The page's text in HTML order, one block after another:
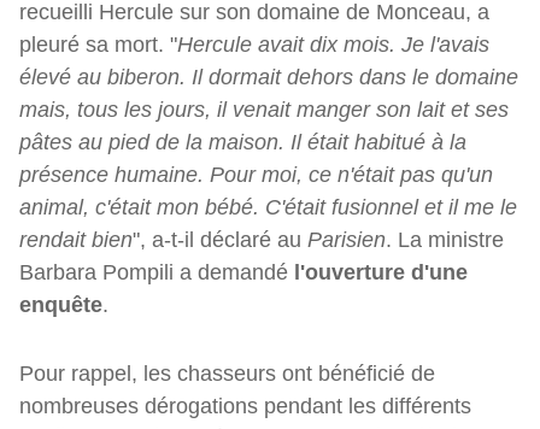
recueilli Hercule sur son domaine de Monceau, a
pleuré sa mort. "Hercule avait dix mois. Je l'avais
élevé au biberon. Il dormait dehors dans le domaine
mais, tous les jours, il venait manger son lait et ses
pâtes au pied de la maison. Il était habitué à la
présence humaine. Pour moi, ce n'était pas qu'un
animal, c'était mon bébé. C'était fusionnel et il me le
rendait bien", a-t-il déclaré au Parisien. La ministre
Barbara Pompili a demandé l'ouverture d'une
enquête.
Pour rappel, les chasseurs ont bénéficié de
nombreuses dérogations pendant les différents